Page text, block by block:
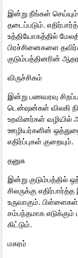
இன்று நீங்கள்
தடைப்படும்.
உத்தியோகத்தில்
பிரச்சினைகளை
குடும்பத்தினரின்
விருச்சிகம்
இன்று பணவரவு
டென்ஷன்கள் விலகி
உறவினர்கள் வழியில்
ஊழியர்களின்
எதிர்ப்புகள் குறையும்.
தனுசு
இன்று குடும்பத்தில்
சிலருக்கு
உருவாகும்.
சம்பந்தமாக
கிட்டும்.
மகரம்